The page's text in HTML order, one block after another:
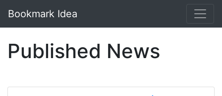
Bookmark Idea
Published News